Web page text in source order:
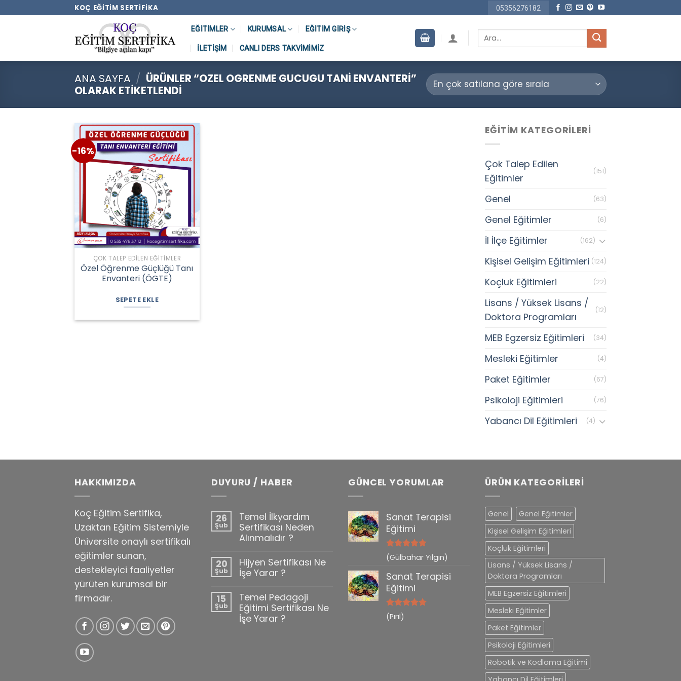
KOÇ EĞITIM SERTIFIKA 05356276182
EĞITIMLER KURUMSAL EĞITIM GIRIŞ
İLETIŞIM CANLI DERS TAKVIMIMIZ
Ara:
ANA SAYFA / ÜRÜNLER “OZEL OGRENME GUCUGU TANI ENVANTERI”
OLARAK ETIKETLENDI
-16%
ÇOK TALEP EDILEN EĞITIMLER
Özel Öğrenme Güçlüğü Tanı
Envanteri (ÖGTE)
fiyat:
2.150,00 ₺.
andaki
fiyat:
1.800,00 ₺.
SEPETE EKLE
EĞITIM KATEGORILERI
Çok Talep Edilen
Eğitimler
(151)
Genel (63)
Genel Eğitimler (6)
İl İlçe Eğitimler (162)
Kişisel Gelişim Eğitimleri (124)
Koçluk Eğitimleri (22)
Lisans / Yüksek Lisans /
Doktora Programları
(12)
MEB Egzersiz Eğitimleri (34)
Mesleki Eğitimler (4)
Paket Eğitimler (67)
Psikoloji Eğitimleri (76)
Yabancı Dil Eğitimleri (4)
HAKKIMIZDA
Koç Eğitim Sertifika,
Uzaktan Eğitim Sistemiyle
Üniversite onaylı sertifikalı
eğitimler sunan,
destekleyici faaliyetler
yürüten kurumsal bir
firmadır.
DUYURU / HABER
26
Şub
Temel İlkyardım
Sertifikası Neden
Alınmalıdır ?
20
Şub
Hijyen Sertifikası Ne
İşe Yarar ?
15
Şub
Temel Pedagoji
Eğitimi Sertifikası Ne
İşe Yarar ?
GÜNCEL YORUMLAR
Sanat Terapisi
Eğitimi
5 üzerinden
5
(Gülbahar Yılgın)
Sanat Terapisi
Eğitimi
5 üzerinden
5
oy aldı
(Pırıl)
ÜRÜN KATEGORILERI
Genel
Genel Eğitimler
Kişisel Gelişim Eğitimleri
Koçluk Eğitimleri
Lisans / Yüksek Lisans /
Doktora Programları
MEB Egzersiz Eğitimleri
Mesleki Eğitimler
Paket Eğitimler
Psikoloji Eğitimleri
Robotik ve Kodlama Eğitimi